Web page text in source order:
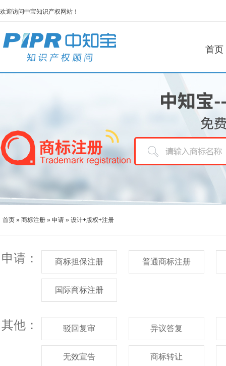
欢迎访问中宝知识产权网站！
首页
首页 » 商标注册 » 申请 » 设计+版权+注册
申请： 商标担保注册 普通商标注册
国际商标注册
其他： 驳回复审 异议答复
无效宣告 商标转让